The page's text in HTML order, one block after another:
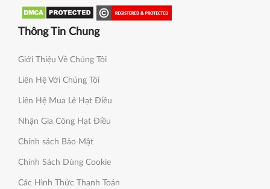
Thông Tin Chung
Giới Thiệu Về Chúng Tôi
Liên Hệ Với Chúng Tôi
Liên Hệ Mua Lẻ Hạt Điều
Nhận Gia Công Hạt Điều
Chính sách Bảo Mật
Chính Sách Dùng Cookie
Các Hình Thức Thanh Toán